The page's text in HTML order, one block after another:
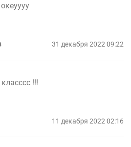
31 декабря 2022 09:22
!!!
11 декабря 2022 02:16